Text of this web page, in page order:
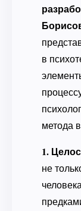
в
метода
1.
не